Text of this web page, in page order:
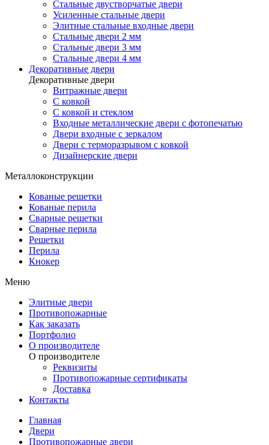
Стальные двустворчатые двери
Усиленные стальные двери
Элитные стальные входные двери
Стальные двери 2 мм
Стальные двери 3 мм
Стальные двери 4 мм
Декоративные двери
Декоративные двери
Витражные двери
С ковкой
С ковкой и стеклом
Входные металлические двери с фотопечатью
Двери входные с зеркалом
Двери с терморазрывом с ковкой
Дизайнерские двери
Металлоконструкции
Кованые решетки
Кованые перила
Сварные решетки
Сварные перила
Решетки
Перила
Кнокер
Меню
Элитные двери
Противопожарные
Как заказать
Портфолио
О производителе
О производителе
Реквизиты
Противопожарные сертификаты
Доставка
Контакты
Главная
Двери
Противопожарные двери